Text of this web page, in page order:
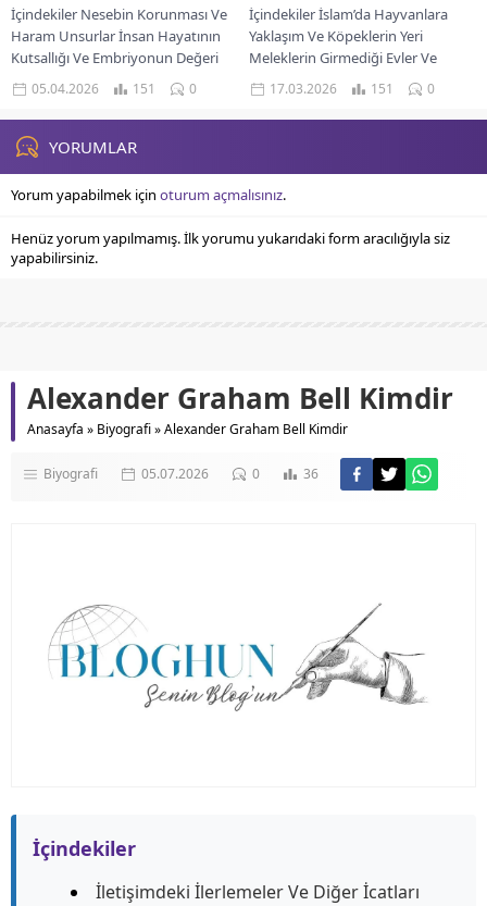
İçindekiler Nesebin Korunması Ve
Haram Unsurlar İnsan Hayatının
Kutsallığı Ve Embriyonun Değeri
İlahi Takdir Ve Dua Ile Manevi
Destek Aile...
05.04.2026 151 0
İçindekiler İslam’da Hayvanlara
Yaklaşım Ve Köpeklerin Yeri
Meleklerin Girmediği Evler Ve
Hadisler Sevabın Azalması Durumu
Necaset Hükmü Ve Temizlik
Meseleleri...
17.03.2026 151 0
YORUMLAR
Yorum yapabilmek için oturum açmalısınız.
Henüz yorum yapılmamış. İlk yorumu yukarıdaki form aracılığıyla siz
yapabilirsiniz.
Alexander Graham Bell Kimdir
Anasayfa » Biyografi»Alexander Graham Bell Kimdir
Biyografi 05.07.2026 0 36
İçindekiler
İletişimdeki İlerlemeler Ve Diğer İcatları